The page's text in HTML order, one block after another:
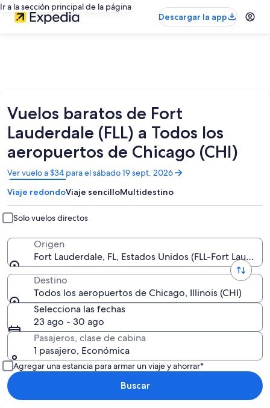
Ir a la sección principal de la página
Descargar la app
Vuelos baratos de Fort
Lauderdale (FLL) a Todos los
aeropuertos de Chicago (CHI)
Ver vuelo a $34 para el sábado 19 sept. 2026
Se
abrirá
en
una
nueva
ventana
Viaje redondoViaje sencilloMultidestino
Solo vuelos directos
Origen
Fort Lauderdale, FL, Estados Unidos (FLL-Fort
Destino
Todos los aeropuertos de Chicago, Illinois (CHI)
Selecciona las fechas
23 ago - 30 ago
Pasajeros, clase de cabina
1 pasajero, Económica
Agregar una estancia para armar un viaje y ahorrar*
Buscar